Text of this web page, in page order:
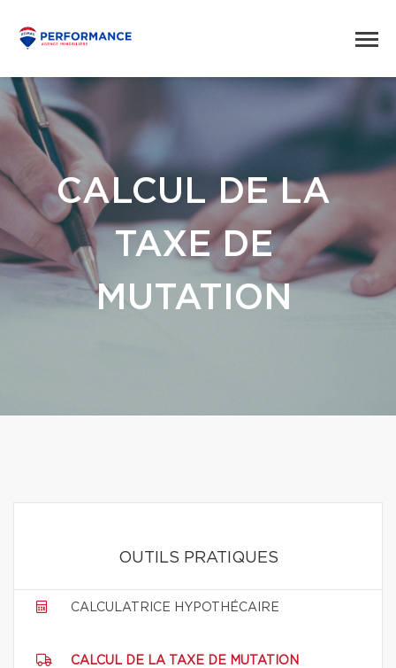
CALCUL DE LA
TAXE DE
MUTATION
OUTILS PRATIQUES
CALCULATRICE HYPOTHÉCAIRE
CALCUL DE LA TAXE DE MUTATION